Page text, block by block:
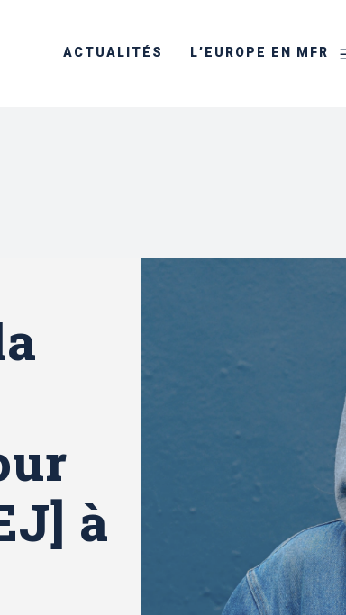
ACTUALITÉS L’EUROPE EN MFR
à